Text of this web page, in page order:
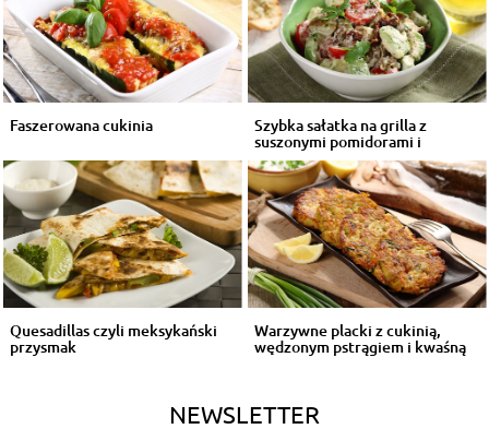
Faszerowana cukinia Szybka sałatka na grilla z
suszonymi pomidorami i
awokado
Quesadillas czyli meksykański
przysmak
Warzywne placki z cukinią,
wędzonym pstrągiem i kwaśną
NEWSLETTER